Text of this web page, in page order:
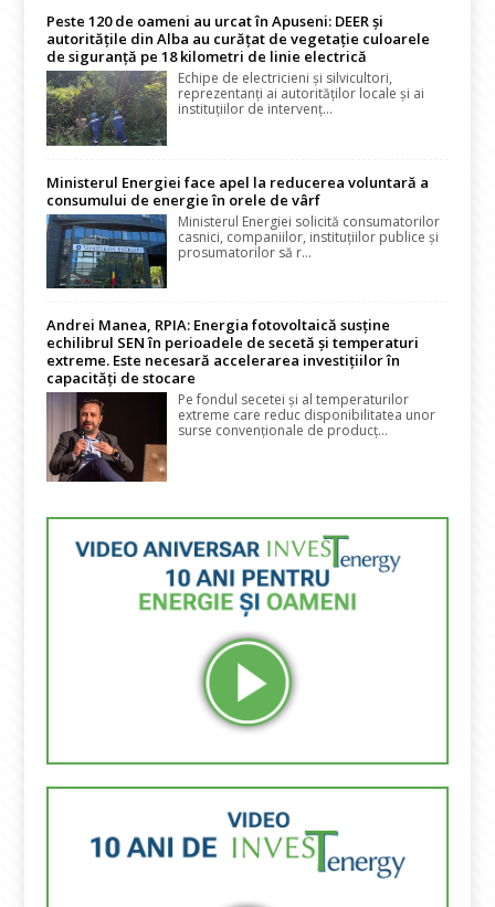
Peste 120 de oameni au urcat în Apuseni: DEER și
autoritățile din Alba au curățat de vegetație culoarele
de siguranță pe 18 kilometri de linie electrică
Echipe de electricieni și silvicultori,
reprezentanți ai autorităților locale și ai
instituțiilor de intervenț...
Ministerul Energiei face apel la reducerea voluntară a
consumului de energie în orele de vârf
Ministerul Energiei solicită consumatorilor
casnici, companiilor, instituțiilor publice și
prosumatorilor să r...
Andrei Manea, RPIA: Energia fotovoltaică susține
echilibrul SEN în perioadele de secetă și temperaturi
extreme. Este necesară accelerarea investițiilor în
capacități de stocare
Pe fondul secetei și al temperaturilor
extreme care reduc disponibilitatea unor
surse convenționale de producț...